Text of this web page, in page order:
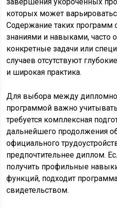
которых может
Содержание таких программ
знаниями и навыками, часто
конкретные задачи или
случаев отсутствуют
и широкая практика.
Для выбора между
программой важно
требуется комплексная
дальнейшего продолжения
официального
предпочтительнее диплом.
получить профильные
функций, подходит
свидетельством.